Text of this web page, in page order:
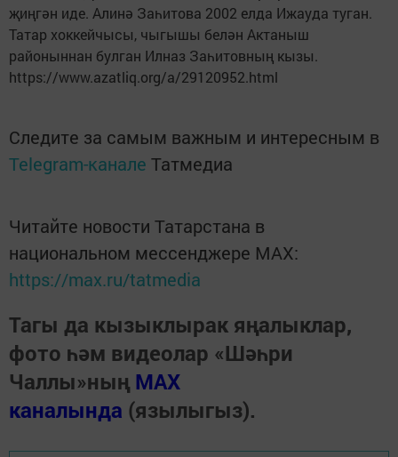
җиңгән иде. Алинә Заһитова 2002 елда Ижауда туган.
Татар хоккейчысы, чыгышы белән Актаныш
районыннан булган Илназ Заһитовның кызы.
https://www.azatliq.org/a/29120952.html
Следите за самым важным и интересным в
Telegram-канале Татмедиа
Читайте новости Татарстана в
национальном мессенджере MАХ:
https://max.ru/tatmedia
Тагы да кызыклырак яңалыклар,
фото һәм видеолар «Шәһри
Чаллы»ның MAX
каналында (язылыгыз).